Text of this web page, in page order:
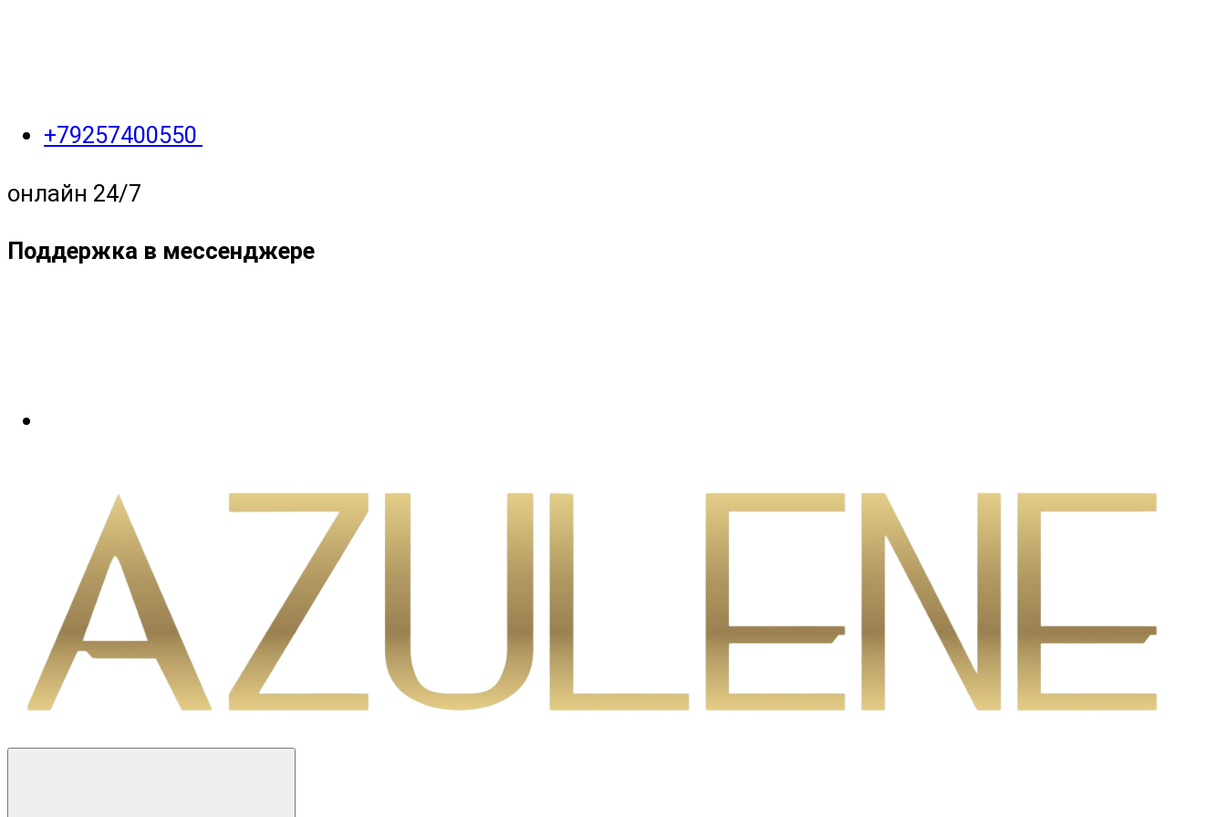
+79257400550
онлайн 24/7
Поддержка в мессенджере